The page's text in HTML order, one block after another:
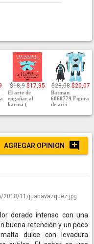
$18,9 $17,95
El arte de
engañar al
karma (
$23,08 $20,07
Batman
6060779 Figura
de acci
AGREGAR OPINION
dorado intenso con una
buena retención y un poco
dulce con levadura